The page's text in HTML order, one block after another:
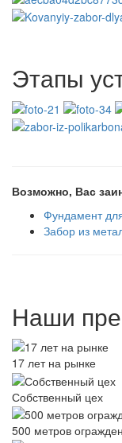
Этапы
Возможно, Вас
Фундамент
Забор из
Наши
17 лет на рынке
Собственный цех
500 метров